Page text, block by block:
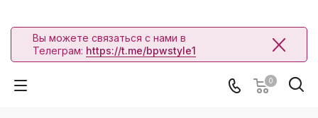
Вы можете связаться с нами в
Телеграм: https://t.me/bpwstyle1
0